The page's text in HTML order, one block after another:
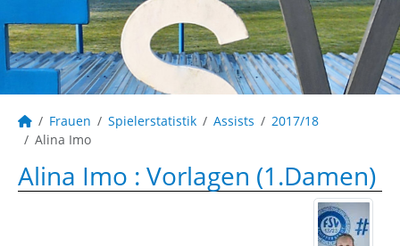
Frauen Spielerstatistik Assists
2017/18
Alina Imo
Alina Imo : Vorlagen (1.Damen)